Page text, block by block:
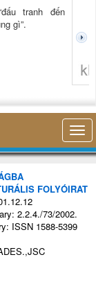
tranh đến
gì”.
FOLYÓIRAT
2.2.4./73/2002.
ISSN 1588-5399